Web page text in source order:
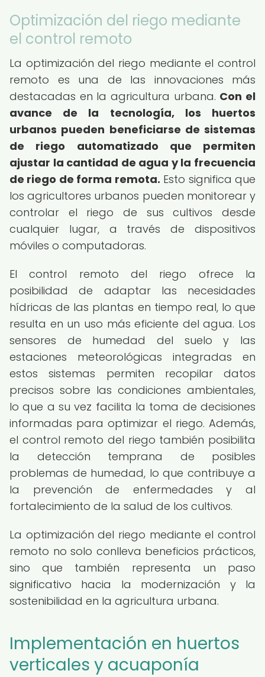
Optimización del riego mediante
el control remoto
La optimización del riego mediante el control
remoto es una de las innovaciones más
destacadas en la agricultura urbana. Con el
avance de la tecnología, los huertos
urbanos pueden beneficiarse de sistemas
de riego automatizado que permiten
ajustar la cantidad de agua y la frecuencia
de riego de forma remota. Esto significa que
los agricultores urbanos pueden monitorear y
controlar el riego de sus cultivos desde
cualquier lugar, a través de dispositivos
móviles o computadoras.
El control remoto del riego ofrece la
posibilidad de adaptar las necesidades
hídricas de las plantas en tiempo real, lo que
resulta en un uso más eficiente del agua. Los
sensores de humedad del suelo y las
estaciones meteorológicas integradas en
estos sistemas permiten recopilar datos
precisos sobre las condiciones ambientales,
lo que a su vez facilita la toma de decisiones
informadas para optimizar el riego. Además,
el control remoto del riego también posibilita
la detección temprana de posibles
problemas de humedad, lo que contribuye a
la prevención de enfermedades y al
fortalecimiento de la salud de los cultivos.
La optimización del riego mediante el control
remoto no solo conlleva beneficios prácticos,
sino que también representa un paso
significativo hacia la modernización y la
sostenibilidad en la agricultura urbana.
Implementación en huertos
verticales y acuaponía